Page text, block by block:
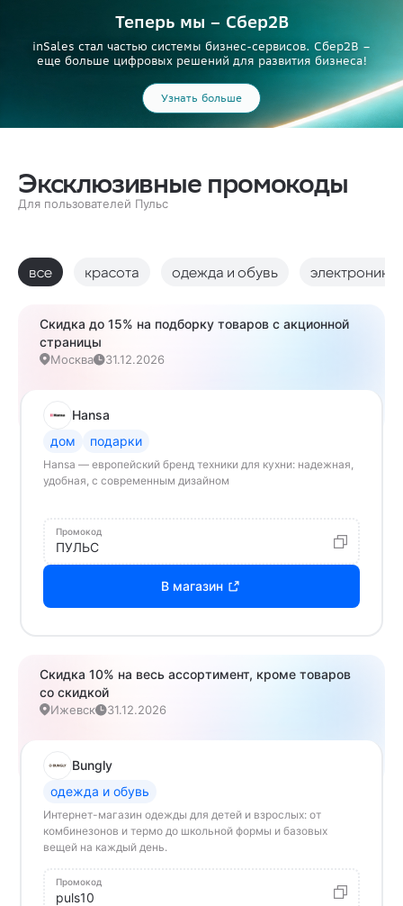
Теперь мы – Сбер2B
inSales стал частью системы бизнес-сервисов. Сбер2В –
еще больше цифровых решений для развития бизнеса!
Узнать больше
Эксклюзивные промокоды
Для пользователей Пульс
все красота одежда и обувь электроника
Скидка до 15% на подборку товаров с акционной
страницы
Москва 31.12.2026
Hansa
дом
подарки
Hansa — европейский бренд техники для кухни: надежная,
удобная, с современным дизайном
Промокод
ПУЛЬС
В магазин
Скидка 10% на весь ассортимент, кроме товаров
со скидкой
Ижевск 31.12.2026
Bungly
одежда и обувь
Интернет-магазин одежды для детей и взрослых: от
комбинезонов и термо до школьной формы и базовых
вещей на каждый день.
Промокод
puls10